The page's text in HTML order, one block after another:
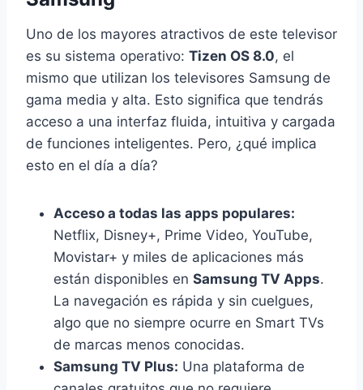
Uno de los mayores atractivos de este televisor
es su sistema operativo: Tizen OS 8.0, el
mismo que utilizan los televisores Samsung de
gama media y alta. Esto significa que tendrás
acceso a una interfaz fluida, intuitiva y cargada
de funciones inteligentes. Pero, ¿qué implica
esto en el día a día?
Acceso a todas las apps populares:
Netflix, Disney+, Prime Video, YouTube,
Movistar+ y miles de aplicaciones más
están disponibles en Samsung TV Apps.
La navegación es rápida y sin cuelgues,
algo que no siempre ocurre en Smart TVs
de marcas menos conocidas.
Samsung TV Plus: Una plataforma de